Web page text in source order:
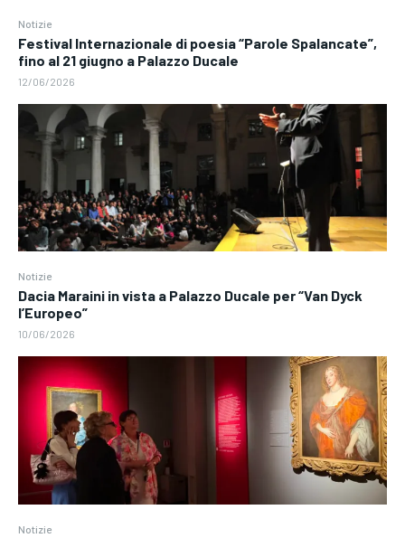
Notizie
Festival Internazionale di poesia “Parole Spalancate”,
fino al 21 giugno a Palazzo Ducale
12/06/2026
Notizie
Dacia Maraini in vista a Palazzo Ducale per “Van Dyck
l’Europeo”
10/06/2026
Notizie